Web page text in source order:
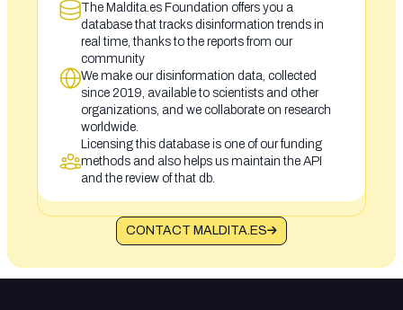
The Maldita.es Foundation offers you a
database that tracks disinformation trends in
real time, thanks to the reports from our
community
We make our disinformation data, collected
since 2019, available to scientists and other
organizations, and we collaborate on research
worldwide.
Licensing this database is one of our funding
methods and also helps us maintain the API
and the review of that db.
CONTACT MALDITA.ES